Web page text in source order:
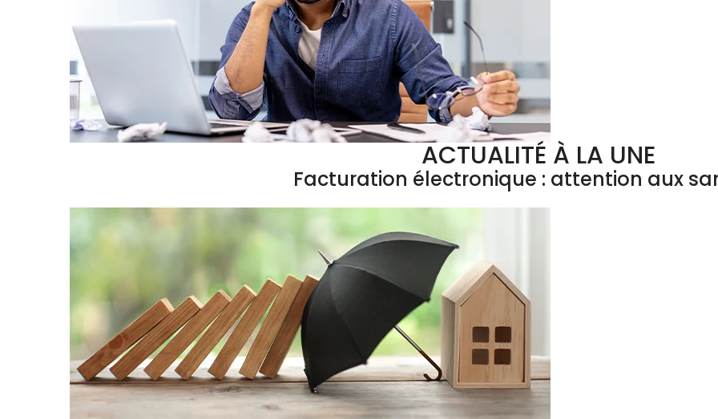
ACTUALITÉ À LA UNE
Facturation électronique : attention aux